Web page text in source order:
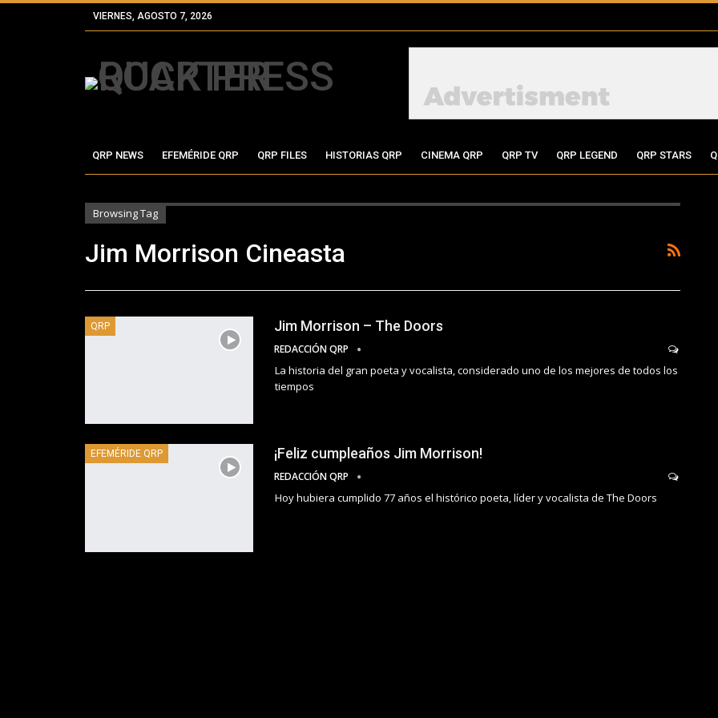
VIERNES, AGOSTO 7, 2026
QRP NEWS EFEMÉRIDE QRP QRP FILES HISTORIAS QRP CINEMA QRP QRP TV QRP LEGEND QRP STARS
Browsing Tag
Jim Morrison Cineasta
QRP Jim Morrison – The Doors
REDACCIÓN QRP
La historia del gran poeta y vocalista, considerado uno de los mejores de todos los
tiempos
EFEMÉRIDE QRP ¡Feliz cumpleaños Jim Morrison!
REDACCIÓN QRP
Hoy hubiera cumplido 77 años el histórico poeta, líder y vocalista de The Doors